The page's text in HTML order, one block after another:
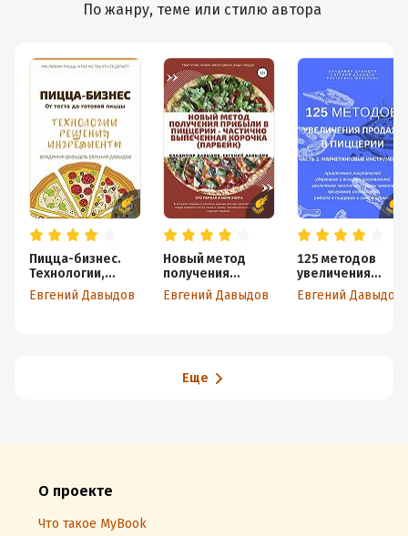
По жанру, теме или стилю автора
Пицца-бизнес.
Технологии,
решения,
ингредиенты
Евгений Давыдов
Новый метод
получения
прибыли в
пиццерии –
Евгений Давыдов
125 методов
увеличения
продаж в
пиццерии. Часть
Евгений Давыдов
Еще
О проекте
Что такое MyBook